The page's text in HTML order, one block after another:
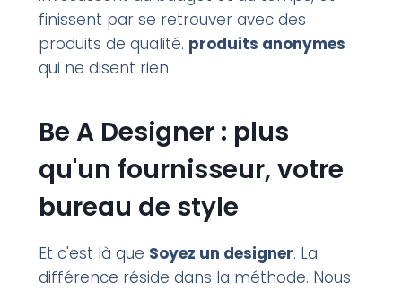
finissent par se retrouver avec des
produits de qualité. produits anonymes
qui ne disent rien.
Be A Designer : plus
qu'un fournisseur, votre
bureau de style
Et c'est là que Soyez un designer. La
différence réside dans la méthode. Nous